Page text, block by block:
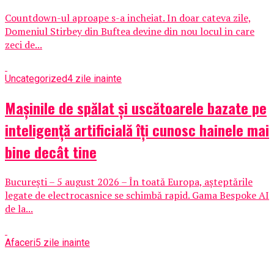
Countdown-ul aproape s-a incheiat. In doar cateva zile,
Domeniul Stirbey din Buftea devine din nou locul in care
zeci de...
Uncategorized4 zile inainte
Mașinile de spălat și uscătoarele bazate pe
inteligență artificială îți cunosc hainele mai
bine decât tine
București – 5 august 2026 – În toată Europa, așteptările
legate de electrocasnice se schimbă rapid. Gama Bespoke AI
de la...
Afaceri5 zile inainte